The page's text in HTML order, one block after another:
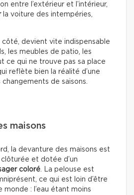
entre l’extérieur et l’intérieur,
la voiture des intempéries,
côté, devient vite indispensable
les meubles de patio, les
ce qui ne trouve pas sa place
reflète bien la réalité d’une
de saisons.
maisons
la devanture des maisons est
et dotée d’un
coloré. La pelouse est
ce qui est loin d’être
monde : l’eau étant moins